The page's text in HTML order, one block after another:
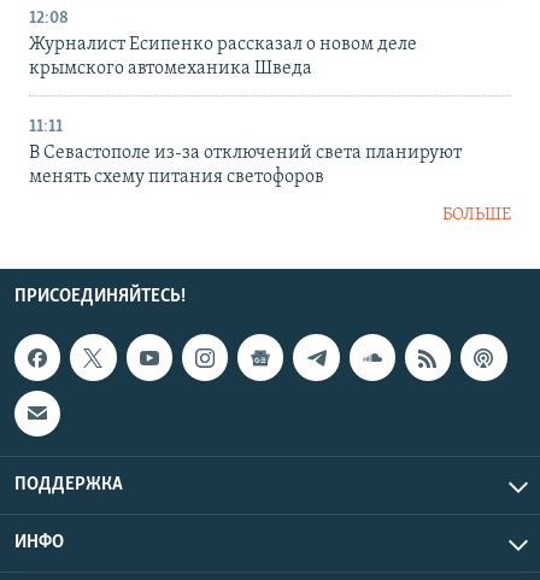
12:08
Журналист Есипенко рассказал о новом деле
крымского автомеханика Шведа
11:11
В Севастополе из-за отключений света планируют
менять схему питания светофоров
БОЛЬШЕ
ПРИСОЕДИНЯЙТЕСЬ!
ПОДДЕРЖКА
ИНФО